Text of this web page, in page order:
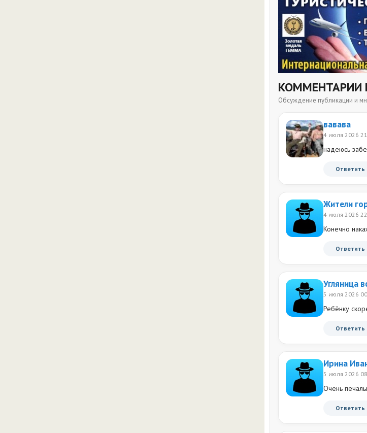
КОММЕНТАРИИ
Обсуждение публикации и
вавава
4 июля 2026
надеюсь
Ответить
Жители
4 июля 2026
Конечно
Ответить
Угляница
5 июля 2026
Ребёнку
Ответить
Ирина
5 июля 2026
Очень
Ответить